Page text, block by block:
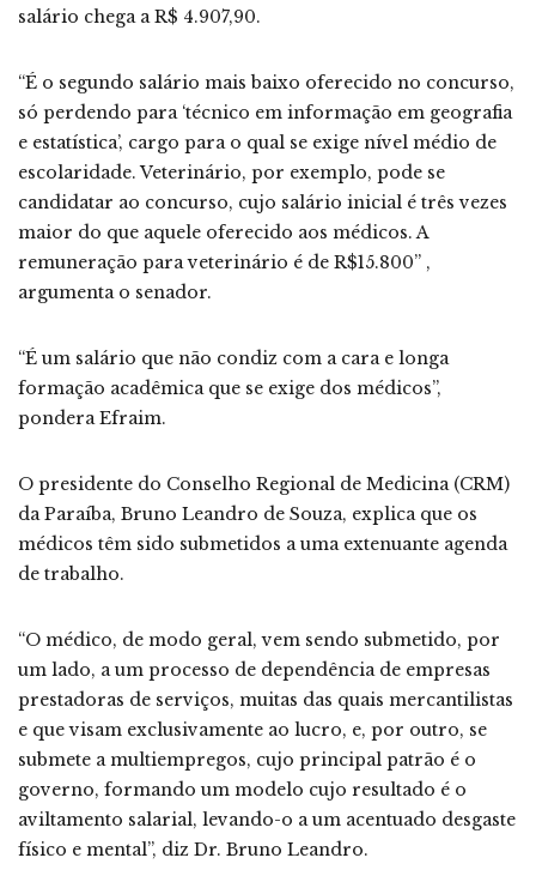
salário chega a R$ 4.907,90.
“É o segundo salário mais baixo oferecido no concurso,
só perdendo para ‘técnico em informação em geografia
e estatística’, cargo para o qual se exige nível médio de
escolaridade. Veterinário, por exemplo, pode se
candidatar ao concurso, cujo salário inicial é três vezes
maior do que aquele oferecido aos médicos. A
remuneração para veterinário é de R$15.800” ,
argumenta o senador.
“É um salário que não condiz com a cara e longa
formação acadêmica que se exige dos médicos”,
pondera Efraim.
O presidente do Conselho Regional de Medicina (CRM)
da Paraíba, Bruno Leandro de Souza, explica que os
médicos têm sido submetidos a uma extenuante agenda
de trabalho.
“O médico, de modo geral, vem sendo submetido, por
um lado, a um processo de dependência de empresas
prestadoras de serviços, muitas das quais mercantilistas
e que visam exclusivamente ao lucro, e, por outro, se
submete a multiempregos, cujo principal patrão é o
governo, formando um modelo cujo resultado é o
aviltamento salarial, levando-o a um acentuado desgaste
físico e mental”, diz Dr. Bruno Leandro.